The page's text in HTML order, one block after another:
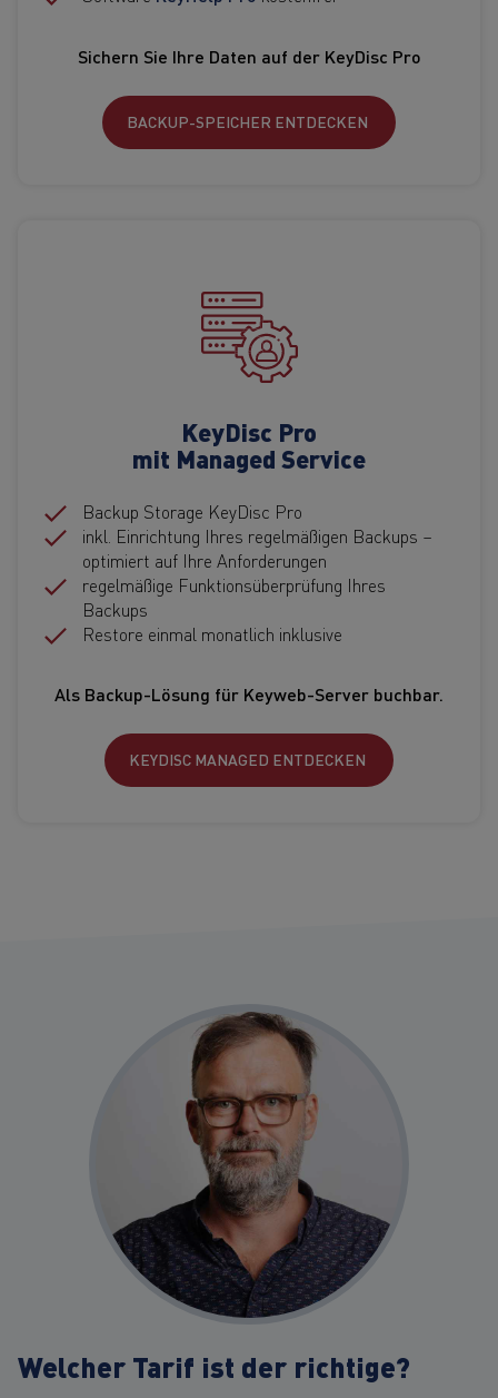
Sichern Sie Ihre Daten auf der KeyDisc Pro
BACKUP-SPEICHER ENTDECKEN
KeyDisc Pro
mit Managed Service
Backup Storage KeyDisc Pro
inkl. Einrichtung Ihres regelmäßigen Backups –
optimiert auf Ihre Anforderungen
regelmäßige Funktionsüberprüfung Ihres
Backups
Restore einmal monatlich inklusive
Als Backup-Lösung für Keyweb-Server buchbar.
KEYDISC MANAGED ENTDECKEN
Welcher Tarif ist der richtige?